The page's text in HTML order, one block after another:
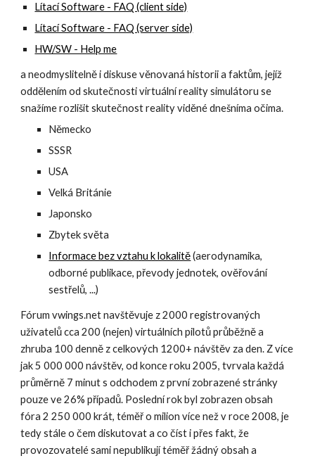
Lítací Software - FAQ (client side)
Lítací Software - FAQ (server side)
HW/SW - Help me
a neodmyslitelně i diskuse věnovaná historii a faktům, jejíž
oddělením od skutečnosti virtuální reality simulátoru se
snažíme rozlišit skutečnost reality viděné dnešníma očima.
Německo
SSSR
USA
Velká Británie
Japonsko
Zbytek světa
Informace bez vztahu k lokalitě (aerodynamika,
odborné publikace, převody jednotek, ověřování
sestřelů, ...)
Fórum vwings.net navštěvuje z 2000 registrovaných
uživatelů cca 200 (nejen) virtuálních pilotů průběžně a
zhruba 100 denně z celkových 1200+ návštěv za den. Z více
jak 5 000 000 návštěv, od konce roku 2005, tvrvala každá
průměrně 7 minut s odchodem z první zobrazené stránky
pouze ve 26% případů. Poslední rok byl zobrazen obsah
fóra 2 250 000 krát, téměř o milion více než v roce 2008, je
tedy stále o čem diskutovat a co číst i přes fakt, že
provozovatelé sami nepublikují téměř žádný obsah a